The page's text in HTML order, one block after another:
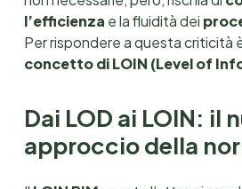
l’efficienza e la fluidità dei
Per rispondere a questa
concetto di LOIN (Level of
Dai LOD ai LOIN: il
approccio della